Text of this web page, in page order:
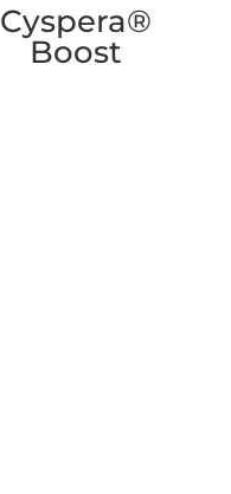
Cyspera®
Boost